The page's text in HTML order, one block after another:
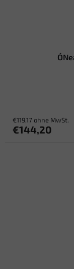
€119,17 ohne MwSt.
€144,20